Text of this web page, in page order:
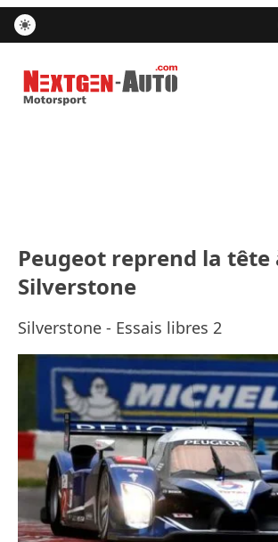
Nextgen-Auto.com
Peugeot reprend la tête
Silverstone
Silverstone - Essais libres 2